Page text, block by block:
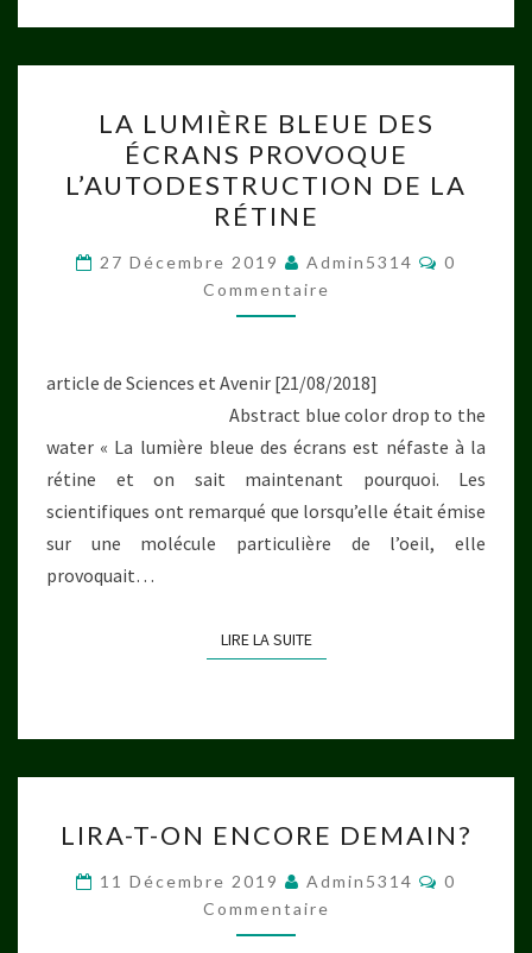
LUMIÈRE
BLEUE
DES
ÉCRANS
PROVOQUE
L’AUTODESTRUCTION
DE
RÉTINE
LA LUMIÈRE BLEUE DES
ÉCRANS PROVOQUE
L’AUTODESTRUCTION DE LA
RÉTINE
27 Décembre 2019 Admin5314
0
Commentaire
article de Sciences et Avenir [21/08/2018]
Abstract blue color drop to the
water « La lumière bleue des écrans est néfaste à la
rétine et on sait maintenant pourquoi. Les
scientifiques ont remarqué que lorsqu’elle était émise
sur une molécule particulière de l’oeil, elle
provoquait…
LIRE LA SUITELIRE LA SUITE
T-
ON
ENCORE
DEMAIN?
LIRA-T-ON ENCORE DEMAIN?
11 Décembre 2019 Admin5314
0
Commentaire